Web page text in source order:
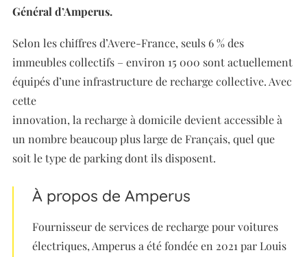
Général d’Amperus.
Selon les chiffres d’Avere-France, seuls 6 % des
immeubles collectifs – environ 15 000 sont actuellement
équipés d’une infrastructure de recharge collective. Avec
cette
innovation, la recharge à domicile devient accessible à
un nombre beaucoup plus large de Français, quel que
soit le type de parking dont ils disposent.
À propos de Amperus
Fournisseur de services de recharge pour voitures
électriques, Amperus a été fondée en 2021 par Louis